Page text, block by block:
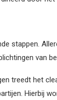
stappen.
van
treedt het
Hierbij